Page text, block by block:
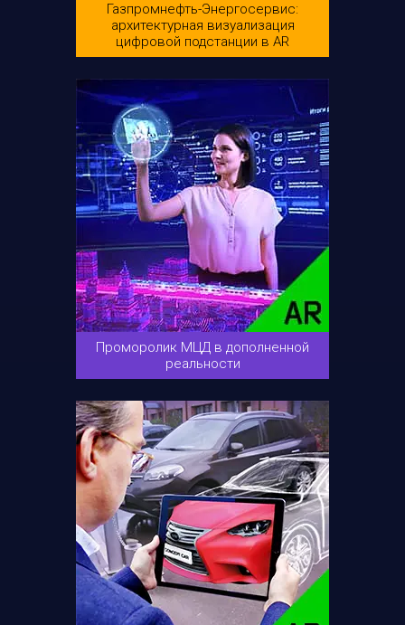
Газпромнефть-Энергосервис:
архитектурная визуализация
цифровой подстанции в AR
Проморолик МЦД в дополненной
реальности